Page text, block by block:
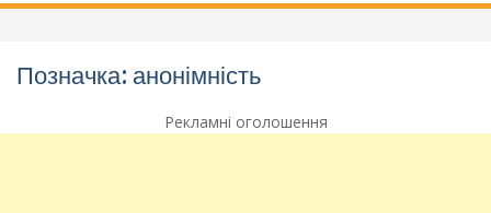
Позначка: анонімність
Рекламні оголошення